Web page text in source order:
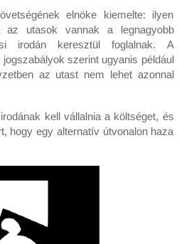
elnöke kiemelte: ilyen
az utasok vannak a legnagyobb
irodán keresztül foglalnak. A
szerint ugyanis például
az utast nem lehet azonnal
kell vállalnia a költséget, és
hogy egy alternatív útvonalon haza